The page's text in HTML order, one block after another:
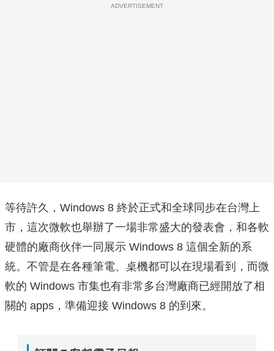
ADVERTISEMENT
等待許久，Windows 8 終於正式和全球同步在台灣上
市，這次微軟也舉辦了一場非常盛大的發表會，和各軟
硬體的廠商伙伴一同展示 Windows 8 這個全新的系
統。不管是在各種筆電、桌機都可以在現場看到，而微
軟的 Windows 市集也有非常多台灣廠商已經開放了相
關的 apps，準備迎接 Windows 8 的到來。